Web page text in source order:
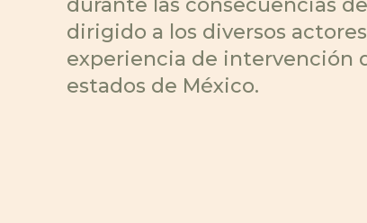
durante las consecuencias
dirigido a los diversos
experiencia de intervención
estados de México.